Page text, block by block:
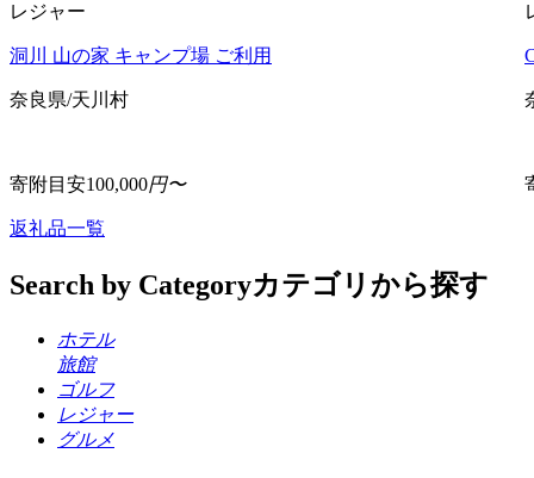
レジャー
洞川 山の家 キャンプ場 ご利用
奈良県/天川村
寄附目安100,000円〜
返礼品一覧
Search by Categoryカテゴリから探す
ホテル
旅館
ゴルフ
レジャー
グルメ